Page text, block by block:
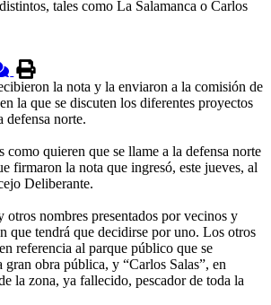
tales como La Salamanca o Carlos
la nota y la enviaron a la comisión de
la que se discuten los diferentes proyectos
defensa norte.
como quieren que se llame a la defensa norte
firmaron la nota que ingresó, este jueves, al
Deliberante.
otros nombres presentados por vecinos y
que tendrá que decidirse por uno. Los otros
referencia al parque público que se
gran obra pública, y “Carlos Salas”, en
la zona, ya fallecido, pescador de toda la